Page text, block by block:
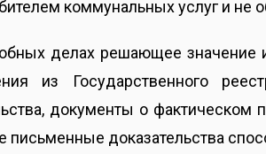
коммунальных услуг и не
делах решающее значение
из Государственного
документы о
письменные доказательства